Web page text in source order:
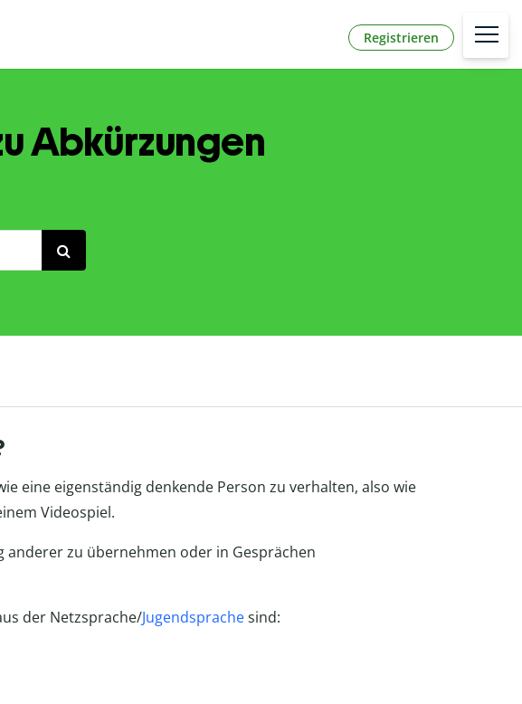
Registrieren
Abkürzungen
eine eigenständig denkende Person zu verhalten, also wie
Videospiel.
anderer zu übernehmen oder in Gesprächen
der Netzsprache/Jugendsprachesind: